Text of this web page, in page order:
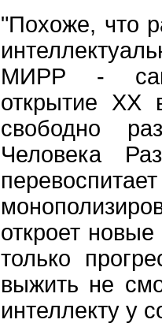
"Похоже, что
МИРР -
открытие XX
свободно
Человека
откроет
только
выжить не
интеллекту у